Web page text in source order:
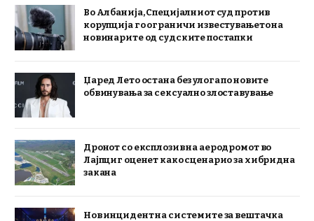
Во Албанија, Специјалниот суд против
корупција го ограничи известувањето на
новинарите од судските постапки
Џаред Лето остана без улога по новите
обвинувања за сексуално злоставување
Дронот со експлозив на аеродромот во
Лајпциг оценет како сценарио за хибридна
закана
Нов инцидент на системите за вештачка